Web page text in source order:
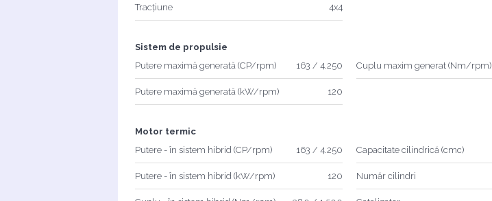
Tracțiune 4x4
Sistem de propulsie
Putere maximă generată (CP/rpm)
163 / 4.250
Putere maximă generată (kW/rpm) 120
Cuplu maxim generat (Nm/rpm)
Motor termic
Putere - în sistem hibrid (CP/rpm)
163 / 4.250
Putere - în sistem hibrid (kW/rpm) 120
Capacitate cilindrică (cmc)
Număr cilindri